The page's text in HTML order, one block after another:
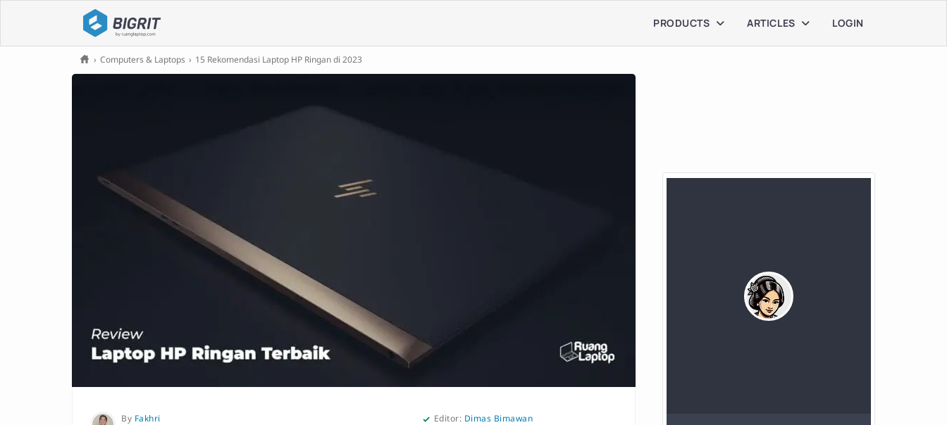
LOGIN
ARTICLES
PRODUCTS
› Computers & Laptops › 15 Rekomendasi Laptop HP Ringan di 2023
By Fakhri
Editor: Dimas Bimawan